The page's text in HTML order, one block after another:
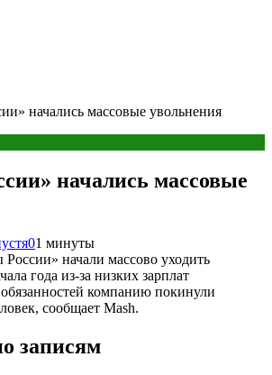
начались массовые увольнения
начались массовые
01 минуты
начали массово уходить
года из-за низких зарплат
компанию покинули
сообщает Mash.
записям